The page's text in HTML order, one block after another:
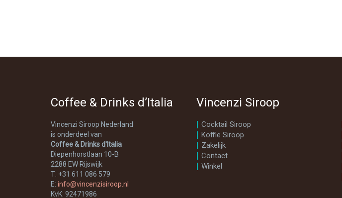
Coffee & Drinks d’Italia
Vincenzi Siroop Nederland
is onderdeel van
Coffee & Drinks d'Italia
Diepenhorstlaan 10-B
2288 EW Rijswijk
T: +31 611 086 579
E: info@vincenzisiroop.nl
KvK: 92471986
Vincenzi Siroop
Cocktail Siroop
Koffie Siroop
Zakelijk
Contact
Winkel